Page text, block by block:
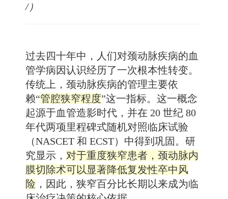
/）
过去四十年中，人们对颈动脉疾病的血
管学病因认识经历了一次根本性转变。
传统上，颈动脉疾病的管理主要依
赖“管腔狭窄程度”这一指标。这一概念
起源于血管造影时代，并在 20 世纪 80
年代两项里程碑式随机对照临床试验
（NASCET 和 ECST）中得到巩固。研
究显示， 对于重度狭窄患者，颈动脉内
膜切除术可以显著降低复发性卒中风
险 ，因此，狭窄百分比长期以来成为临